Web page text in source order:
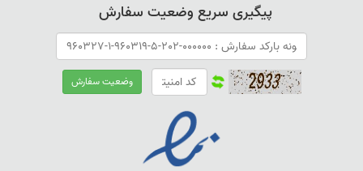
پیگیری سریع وضعیت سفارش